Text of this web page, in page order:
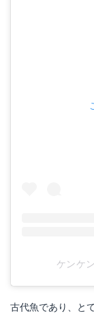
ケンケ
古代魚であり、と